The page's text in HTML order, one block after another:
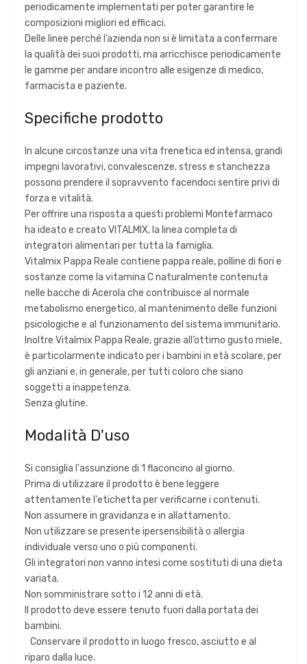
periodicamente implementati per poter garantire le
composizioni migliori ed efficaci.
Delle linee perché l’azienda non si è limitata a confermare
la qualità dei suoi prodotti, ma arricchisce periodicamente
le gamme per andare incontro alle esigenze di medico,
farmacista e paziente.
Specifiche prodotto
In alcune circostanze una vita frenetica ed intensa, grandi
impegni lavorativi, convalescenze, stress e stanchezza
possono prendere il sopravvento facendoci sentire privi di
forza e vitalità.
Per offrire una risposta a questi problemi Montefarmaco
ha ideato e creato VITALMIX, la linea completa di
integratori alimentari per tutta la famiglia.
Vitalmix Pappa Reale contiene pappa reale, polline di fiori e
sostanze come la vitamina C naturalmente contenuta
nelle bacche di Acerola che contribuisce al normale
metabolismo energetico, al mantenimento delle funzioni
psicologiche e al funzionamento del sistema immunitario.
Inoltre Vitalmix Pappa Reale, grazie all’ottimo gusto miele,
è particolarmente indicato per i bambini in età scolare, per
gli anziani e, in generale, per tutti coloro che siano
soggetti a inappetenza.
Senza glutine.
Modalità D'uso
Si consiglia l'assunzione di 1 flaconcino al giorno.
Prima di utilizzare il prodotto è bene leggere
attentamente l'etichetta per verificarne i contenuti.
Non assumere in gravidanza e in allattamento.
Non utilizzare se presente ipersensibilità o allergia
individuale verso uno o più componenti.
Gli integratori non vanno intesi come sostituti di una dieta
variata.
Non somministrare sotto i 12 anni di età.
Il prodotto deve essere tenuto fuori dalla portata dei
bambini.
Conservare il prodotto in luogo fresco, asciutto e al
riparo dalla luce.